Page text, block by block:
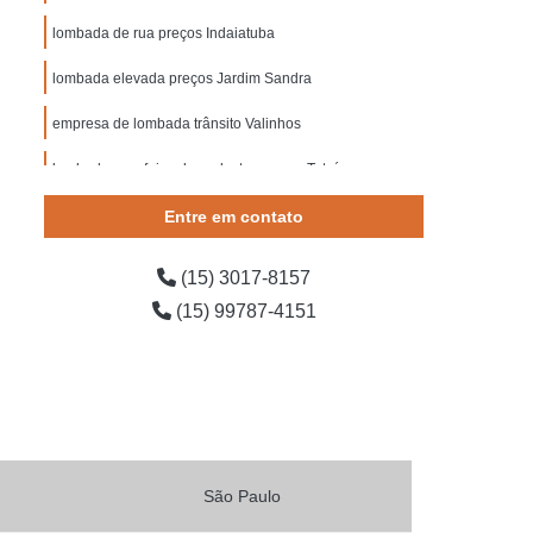
contra Incêndio
do Trabalho Construção Civil
Segurança em Obras
Segurança Escadas
para Bombeiros
para Condomínio
Placas de Sinalização de Rodovia
de Obras
Sinalização de Obras de Vias
lombada de rua preços Indaiatuba
lombada elevada preços Jardim Sandra
empresa de lombada trânsito Valinhos
lombada com faixa de pedestre preços Tatuí
Entre em contato
(15) 3017-8157
(15) 99787-4151
São Paulo